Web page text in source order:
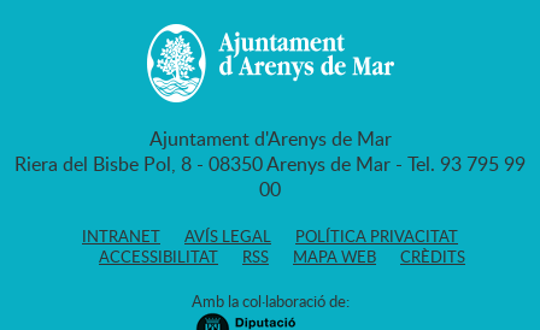
Ajuntament d'Arenys de Mar
Riera del Bisbe Pol, 8 - 08350 Arenys de Mar - Tel. 93 795 99
00
INTRANET AVÍS LEGAL
POLÍTICA PRIVACITAT
ACCESSIBILITAT
RSS MAPA WEB CRÈDITS
Amb la col·laboració de: